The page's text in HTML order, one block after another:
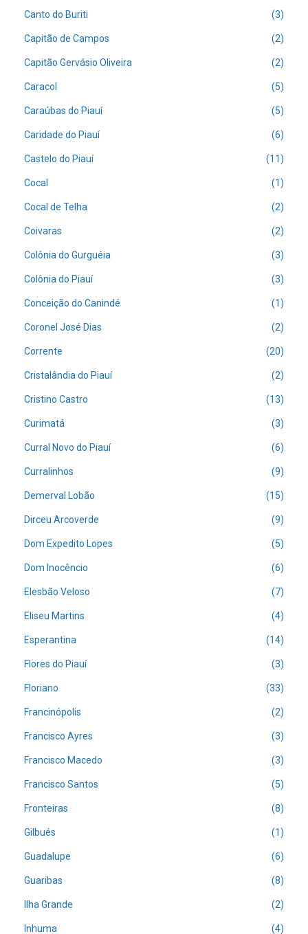
Canto do Buriti (3)
Capitão de Campos (2)
Capitão Gervásio Oliveira (2)
Caracol (5)
Caraúbas do Piauí (5)
Caridade do Piauí (6)
Castelo do Piauí (11)
Cocal (1)
Cocal de Telha (2)
Coivaras (2)
Colônia do Gurguéia (3)
Colônia do Piauí (3)
Conceição do Canindé (1)
Coronel José Dias (2)
Corrente (20)
Cristalândia do Piauí (2)
Cristino Castro (13)
Curimatá (3)
Curral Novo do Piauí (6)
Curralinhos (9)
Demerval Lobão (15)
Dirceu Arcoverde (9)
Dom Expedito Lopes (5)
Dom Inocêncio (6)
Elesbão Veloso (7)
Eliseu Martins (4)
Esperantina (14)
Flores do Piauí (3)
Floriano (33)
Francinópolis (2)
Francisco Ayres (3)
Francisco Macedo (3)
Francisco Santos (5)
Fronteiras (8)
Gilbués (1)
Guadalupe (6)
Guaribas (8)
Ilha Grande (2)
Inhuma (4)